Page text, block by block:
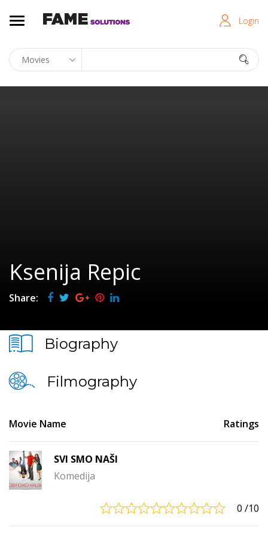
Login
Ksenija Repic
Share:
Biography
Filmography
Movie Name Ratings
SVI SMO NAŠI
Komedija
0 /10